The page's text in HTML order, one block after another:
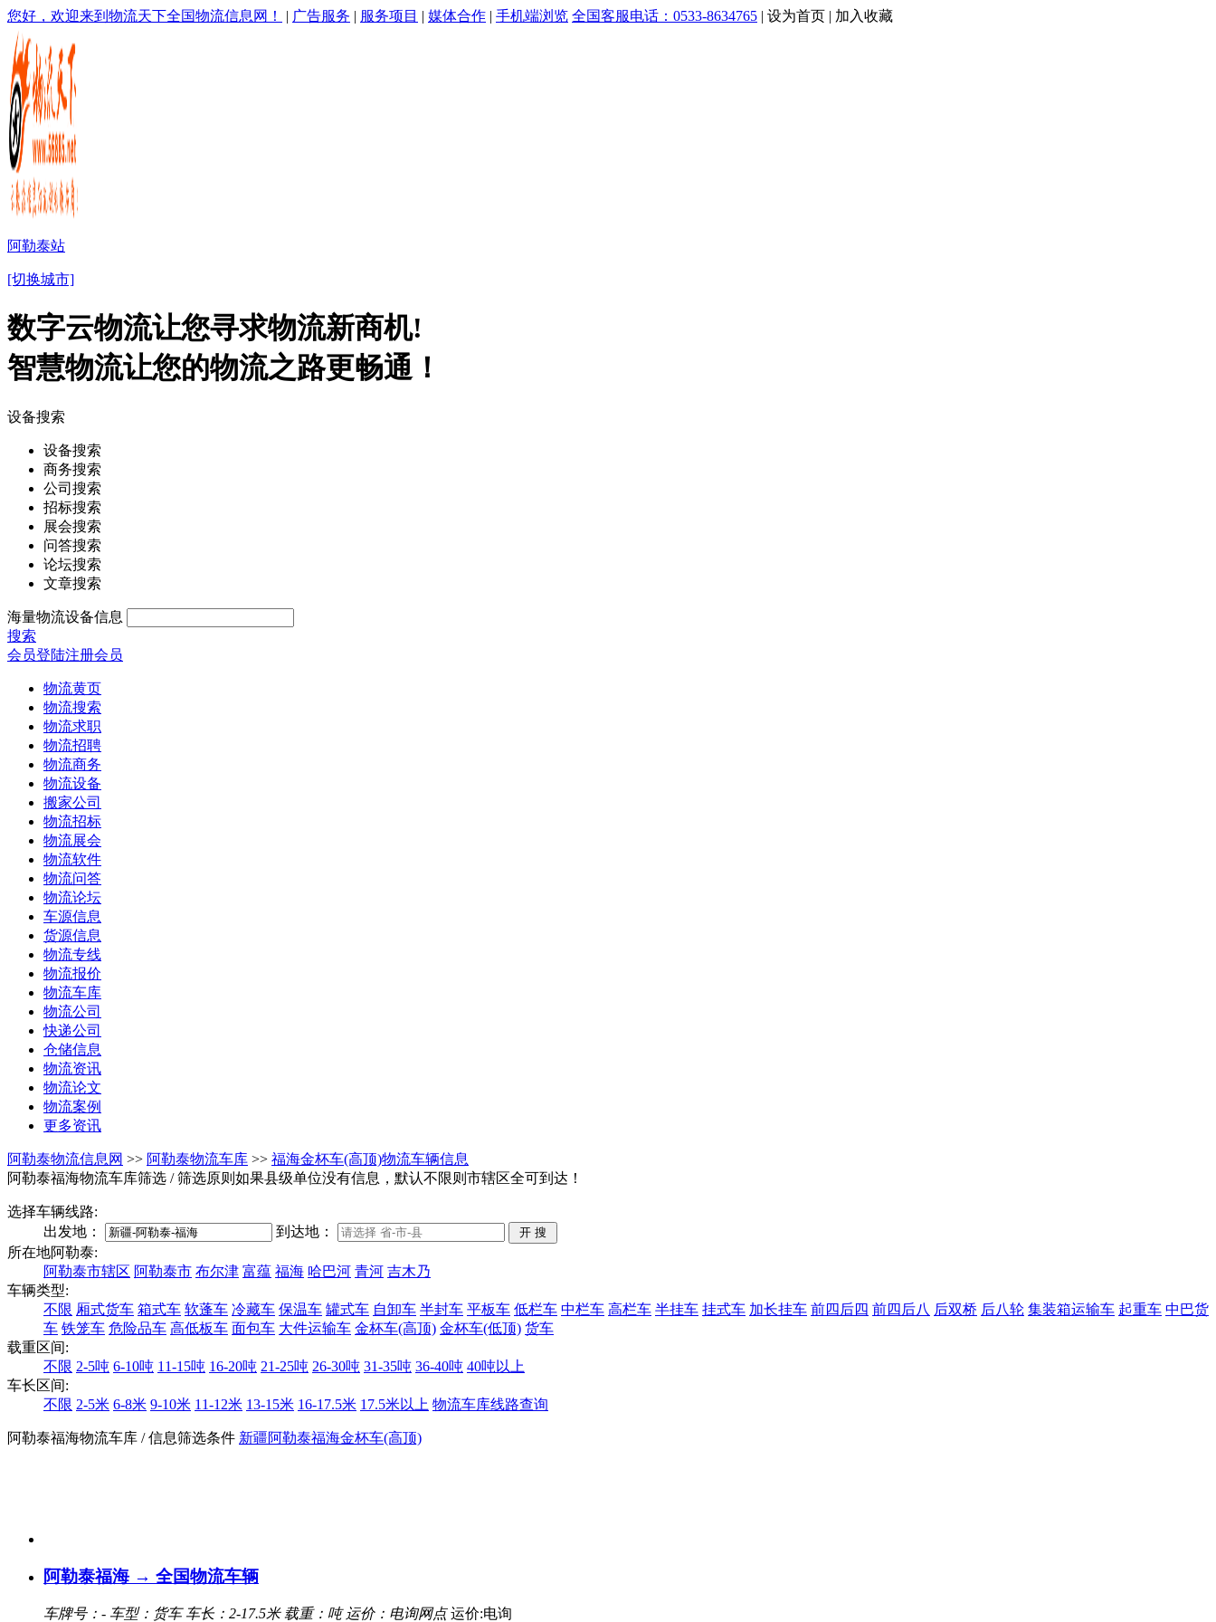
您好，欢迎来到物流天下全国物流信息网！ | 广告服务 | 服务项目 | 媒体合作 | 手机端浏览 全国客服电话：0533-8634765 | 设为首页 | 加入收藏
阿勒泰站
[切换城市]
数字云物流让您寻求物流新商机!
智慧物流让您的物流之路更畅通！
设备搜索
设备搜索
商务搜索
公司搜索
招标搜索
展会搜索
问答搜索
论坛搜索
文章搜索
海量物流设备信息
搜索
会员登陆注册会员
物流黄页
物流搜索
物流求职
物流招聘
物流商务
物流设备
搬家公司
物流招标
物流展会
物流软件
物流问答
物流论坛
车源信息
货源信息
物流专线
物流报价
物流车库
物流公司
快递公司
仓储信息
物流资讯
物流论文
物流案例
更多资讯
阿勒泰物流信息网 >> 阿勒泰物流车库 >> 福海金杯车(高顶)物流车辆信息
阿勒泰福海物流车库筛选 / 筛选原则如果县级单位没有信息，默认不限则市辖区全可到达！
选择车辆线路:
出发地：
到达地：
所在地阿勒泰:
阿勒泰市辖区 阿勒泰市 布尔津 富蕴 福海 哈巴河 青河 吉木乃
车辆类型:
不限 厢式货车 箱式车 软蓬车 冷藏车 保温车 罐式车 自卸车 半封车 平板车 低栏车 中栏车 高栏车 半挂车 挂式车 加长挂车 前四后四 前四后八 后双桥 后八轮 集装箱运输车 起重车 中巴货
车 铁笼车 危险品车 高低板车 面包车 大件运输车 金杯车(高顶) 金杯车(低顶) 货车
载重区间:
不限 2-5吨 6-10吨 11-15吨 16-20吨 21-25吨 26-30吨 31-35吨 36-40吨 40吨以上
车长区间:
不限 2-5米 6-8米 9-10米 11-12米 13-15米 16-17.5米 17.5米以上 物流车库线路查询
阿勒泰福海物流车库 / 信息筛选条件 新疆阿勒泰福海金杯车(高顶)
阿勒泰福海 → 全国物流车辆
车牌号：- 车型：货车 车长：2-17.5米 载重：吨 运价：电询网点运价:电询